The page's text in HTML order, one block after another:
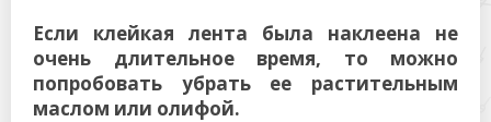
Если клейкая лента была наклеена не
очень длительное время, то можно
попробовать убрать ее растительным
маслом или олифой.